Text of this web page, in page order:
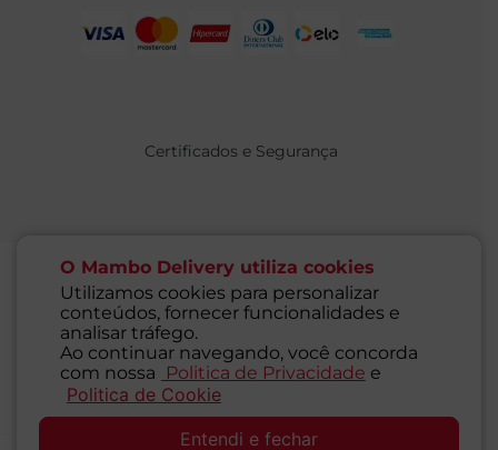
O Mambo Delivery utiliza cookies
Utilizamos cookies para personalizar
conteúdos, fornecer funcionalidades e
analisar tráfego.
Ao continuar navegando, você concorda
com nossa
Politica de Privacidade e
Politica de Cookie
Entendi e fechar
Certificados e Segurança
@ 2021 MAMBO - TODOS OS DIREITOS RESERVADOS
Supermercados Mambo Ltda.
CNPJ: 71.676.316/0001-46 - Inscrição Estadual: 116.827.781.117
Endereço: Rua Guaipá, 255 - Vila Leopoldina - São Paulo - SP -